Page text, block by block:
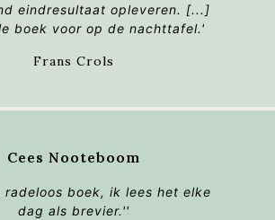
eindresultaat opleveren. [...]
boek voor op de nachttafel.'
Frans Crols
Cees Nooteboom
radeloos boek, ik lees het elke
dag als brevier.''